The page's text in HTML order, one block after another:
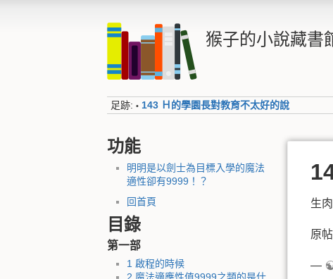
猴子的小說藏書
足跡: • 143 Ｈ的學園長對教育不太好的說
功能
明明是以劍士為目標入學的魔法
適性卻有9999！？
回首頁
目錄
第一部
1 啟程的時候
生肉
原帖
—